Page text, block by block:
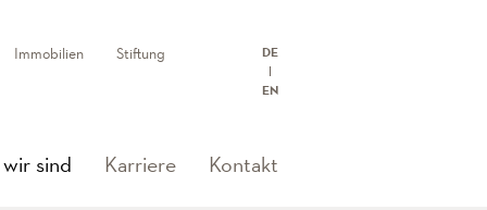
Immobilien Stiftung DE
EN
sind (current)
Karriere Kontakt